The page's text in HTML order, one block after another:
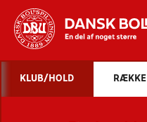
KLUB/HOLD RÆKKE